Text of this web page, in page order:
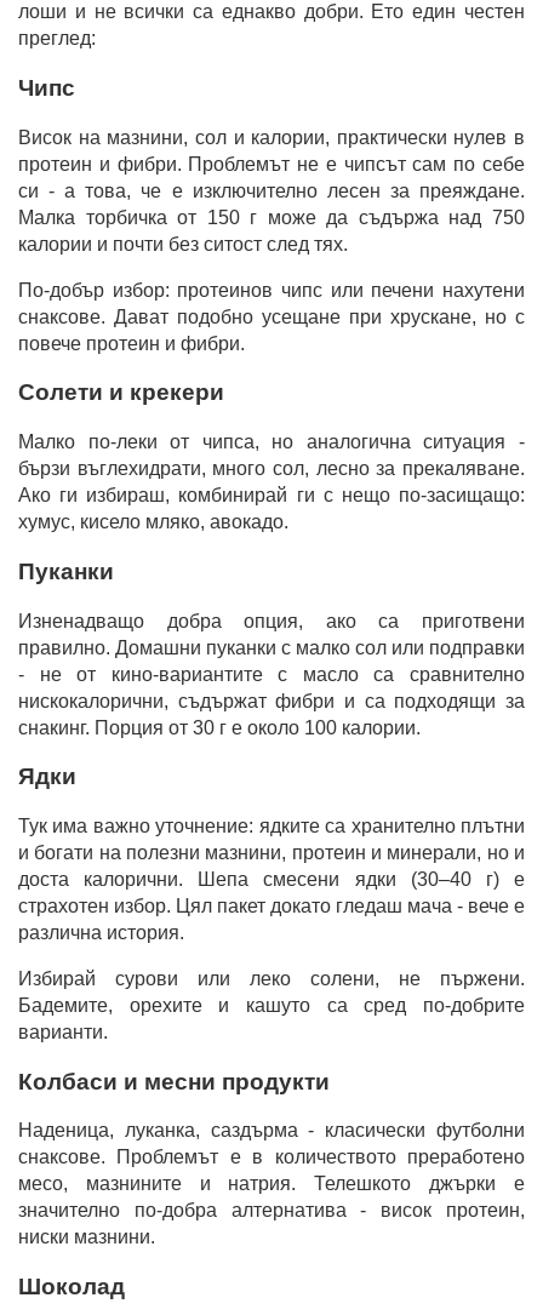
лоши и не всички са еднакво добри. Ето един честен
преглед:
Чипс
Висок на мазнини, сол и калории, практически нулев в
протеин и фибри. Проблемът не е чипсът сам по себе
си - а това, че е изключително лесен за преяждане.
Малка торбичка от 150 г може да съдържа над 750
калории и почти без ситост след тях.
По-добър избор: протеинов чипс или печени нахутени
снаксове. Дават подобно усещане при хрускане, но с
повече протеин и фибри.
Солети и крекери
Малко по-леки от чипса, но аналогична ситуация -
бързи въглехидрати, много сол, лесно за прекаляване.
Ако ги избираш, комбинирай ги с нещо по-засищащо:
хумус, кисело мляко, авокадо.
Пуканки
Изненадващо добра опция, ако са приготвени
правилно. Домашни пуканки с малко сол или подправки
- не от кино-вариантите с масло са сравнително
нискокалорични, съдържат фибри и са подходящи за
снакинг. Порция от 30 г е около 100 калории.
Ядки
Тук има важно уточнение: ядките са хранително плътни
и богати на полезни мазнини, протеин и минерали, но и
доста калорични. Шепа смесени ядки (30–40 г) е
страхотен избор. Цял пакет докато гледаш мача - вече е
различна история.
Избирай сурови или леко солени, не пържени.
Бадемите, орехите и кашуто са сред по-добрите
варианти.
Колбаси и месни продукти
Наденица, луканка, саздърма - класически футболни
снаксове. Проблемът е в количеството преработено
месо, мазнините и натрия. Телешкото джърки е
значително по-добра алтернатива - висок протеин,
ниски мазнини.
Шоколад